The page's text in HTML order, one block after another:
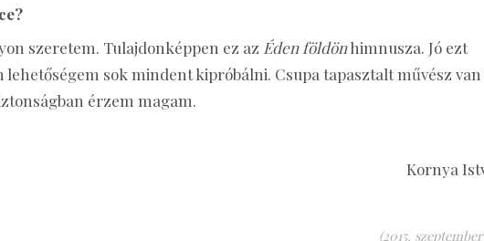
szeretem. Tulajdonképpen ez az Éden földönhimnusza. Jó ezt
sok mindent kipróbálni. Csupa tapasztalt művész van
érzem magam.
Kornya
(2015.